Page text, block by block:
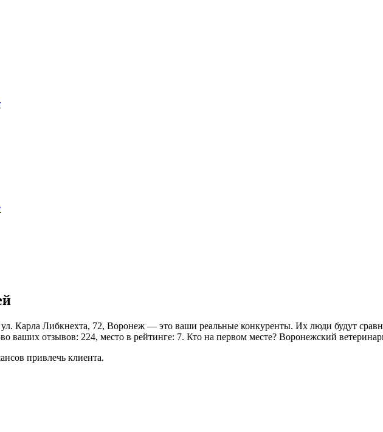
Карла Либкнехта, 72, Воронеж — это ваши реальные конкуренты. Их люди будут
ваших отзывов: 224, место в рейтинге: 7. Кто на первом месте? Воронежский
привлечь клиента.